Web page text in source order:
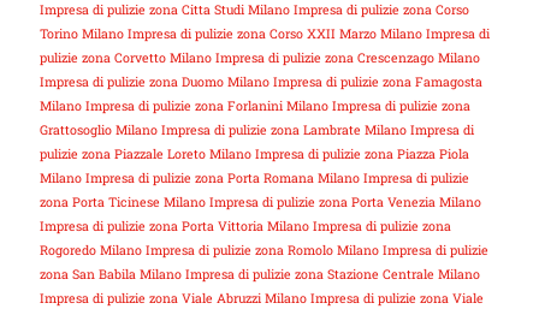
Impresa di pulizie zona Citta Studi Milano Impresa di pulizie zona Corso
Torino Milano Impresa di pulizie zona Corso XXII Marzo Milano Impresa di
pulizie zona Corvetto Milano Impresa di pulizie zona Crescenzago Milano
Impresa di pulizie zona Duomo Milano Impresa di pulizie zona Famagosta
Milano Impresa di pulizie zona Forlanini Milano Impresa di pulizie zona
Grattosoglio Milano Impresa di pulizie zona Lambrate Milano Impresa di
pulizie zona Piazzale Loreto Milano Impresa di pulizie zona Piazza Piola
Milano Impresa di pulizie zona Porta Romana Milano Impresa di pulizie
zona Porta Ticinese Milano Impresa di pulizie zona Porta Venezia Milano
Impresa di pulizie zona Porta Vittoria Milano Impresa di pulizie zona
Rogoredo Milano Impresa di pulizie zona Romolo Milano Impresa di pulizie
zona San Babila Milano Impresa di pulizie zona Stazione Centrale Milano
Impresa di pulizie zona Viale Abruzzi Milano Impresa di pulizie zona Viale